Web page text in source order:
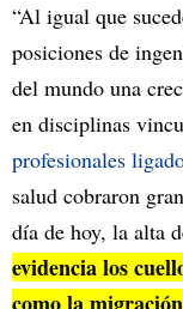
“Al igual que
posiciones de
del mundo una
en disciplinas
profesionales
salud cobraron
día de hoy, la alta
evidencia los